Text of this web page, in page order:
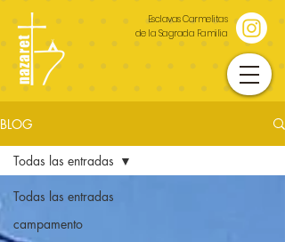
Esclavas Carmelitas
de la Sagrada Familia
BLOG
Todas las entradas
campamento
Todas las entradas